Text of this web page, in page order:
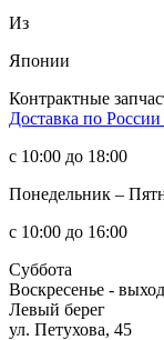
Из
Японии
Контрактные
Доставка по
с 10:00 до 18:00
Понедельник –
с 10:00 до 16:00
Суббота
Воскресенье -
Левый берег
ул. Петухова, 45